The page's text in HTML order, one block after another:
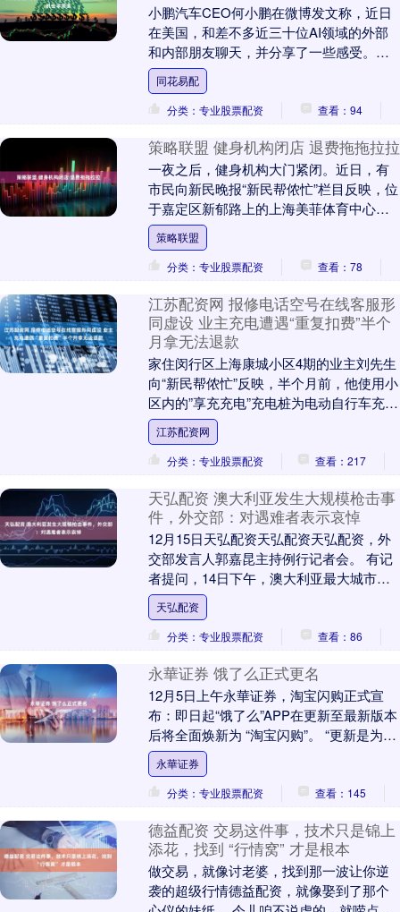
小鹏汽车CEO何小鹏在微博发文称，近日
在美国，和差不多近三十位AI领域的外部
和内部朋友聊天，并分享了一些感受。何
小鹏表示，美国在AI，生物同花易配，金
融方面的创....
同花易配
分类：专业股票配资
查看：94
策略联盟 健身机构闭店 退费拖拖拉拉
一夜之后，健身机构大门紧闭。近日，有
市民向新民晚报“新民帮侬忙”栏目反映，位
于嘉定区新郁路上的上海美菲体育中心突
然闭店策略联盟，大量会员的退款要求得
不到满足。 ....
策略联盟
分类：专业股票配资
查看：78
江苏配资网 报修电话空号在线客服形
同虚设 业主充电遭遇“重复扣费”半个
月拿无法退款
家住闵行区上海康城小区4期的业主刘先生
向“新民帮侬忙”反映，半个月前，他使用小
区内的”享充充电”充电桩为电动自行车充电
时，遭遇重复扣费。更让他气愤的是，报
修电话....
江苏配资网
分类：专业股票配资
查看：217
天弘配资 澳大利亚发生大规模枪击事
件，外交部：对遇难者表示哀悼
12月15日天弘配资天弘配资天弘配资，外
交部发言人郭嘉昆主持例行记者会。 有记
者提问，14日下午，澳大利亚最大城市悉
尼发生大规模枪击事件，造成重大人员伤
亡，请问....
天弘配资
分类：专业股票配资
查看：86
永華证券 饿了么正式更名
12月5日上午永華证券，淘宝闪购正式宣
布：即日起“饿了么”APP在更新至最新版本
后将全面焕新为 “淘宝闪购”。 “更新是为了
更好，更好也激励我们常新。”淘宝闪购....
永華证券
分类：专业股票配资
查看：145
德益配资 交易这件事，技术只是锦上
添花，找到 “行情窝” 才是根本
做交易，就像讨老婆，找到那一波让你逆
袭的超级行情德益配资，就像娶到了那个